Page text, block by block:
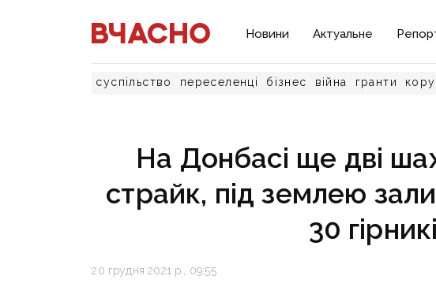
Новини Актуальне
суспільство переселенці бізнес війна гранти
На Донбасі ще дві
страйк, під землею
30
20 грудня 2021 р., 09:55